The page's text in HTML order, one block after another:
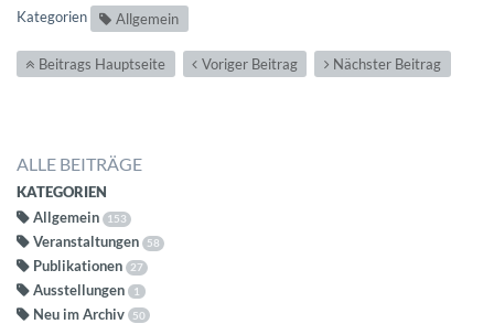
Kategorien Allgemein
Beitrags Hauptseite Voriger Beitrag Nächster Beitrag
ALLE BEITRÄGE
KATEGORIEN
Allgemein 153
Veranstaltungen 58
Publikationen 27
Ausstellungen 1
Neu im Archiv 50